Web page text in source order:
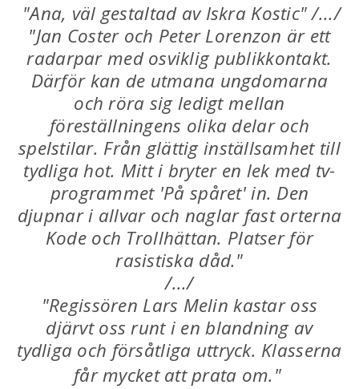
"Ana, väl gestaltad av Iskra Kostic" /.../
"Jan Coster och Peter Lorenzon är ett
radarpar med osviklig publikkontakt.
Därför kan de utmana ungdomarna
och röra sig ledigt mellan
föreställningens olika delar och
spelstilar. Från glättig inställsamhet till
tydliga hot. Mitt i bryter en lek med tv-
programmet 'På spåret' in. Den
djupnar i allvar och naglar fast orterna
Kode och Trollhättan. Platser för
rasistiska dåd."
/.../
"Regissören Lars Melin kastar oss
djärvt oss runt i en blandning av
tydliga och försåtliga uttryck. Klasserna
får mycket att prata om."